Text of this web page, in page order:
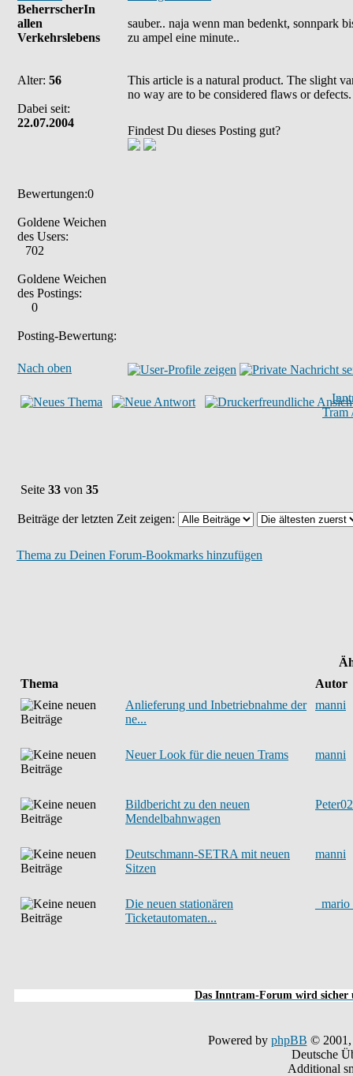
BeherrscherIn
allen
Verkehrslebens
Alter: 56
Dabei seit:
22.07.2004
Bewertungen:0
Goldene Weichen
des Users:
702
Goldene Weichen
des Postings:
0
Posting-Bewertung:
sauber.. naja wenn man bedenkt, sonnpark
zu ampel eine minute..
This article is a natural product. The slight
no way are to be considered flaws or defects.
Findest Du dieses Posting gut?
Nach oben
Tram
Seite 33 von 35
Beiträge der letzten Zeit zeigen:
Thema zu Deinen Forum-Bookmarks hinzufügen
Thema
Autor
Anlieferung und Inbetriebnahme der
ne...
manni
Neuer Look für die neuen Trams manni
Bildbericht zu den neuen
Mendelbahnwagen
Deutschmann-SETRA mit neuen
Sitzen
manni
Die neuen stationären
Ticketautomaten...
Das Inntram-Forum wird sicher
Powered by phpBB © 2001,
Deutsche
Additional